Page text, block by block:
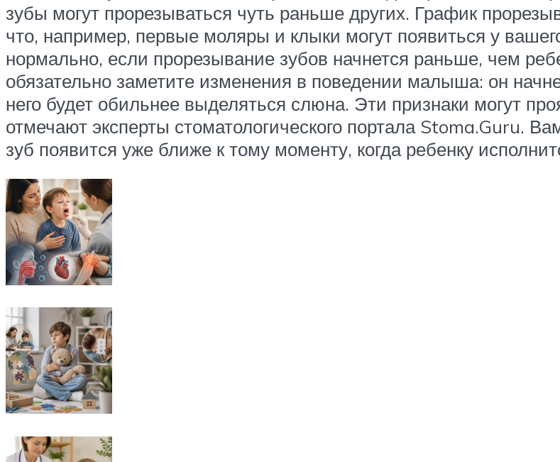
зубы могут прорезываться чуть раньше других. График
что, например, первые моляры и клыки могут появиться у
нормально, если прорезывание зубов начнется раньше, чем
обязательно заметите изменения в поведении малыша: он
него будет обильнее выделяться слюна. Эти признаки могут
отмечают эксперты стоматологического портала Stoma.Guru.
зуб появится уже ближе к тому моменту, когда ребенку